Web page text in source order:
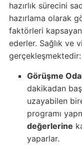
hazırlık sürecini
hazırlama olarak
faktörleri kapsayan
ederler. Sağlık ve
gerçekleşmektedir:
Görüşme
dakikadan
uzayabilen
programı
değerlerine
yaparlar.